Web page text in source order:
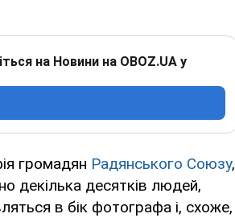
на Новини на OBOZ.UA у
громадян Радянського Союзу,
декілька десятків людей,
в бік фотографа і, схоже,